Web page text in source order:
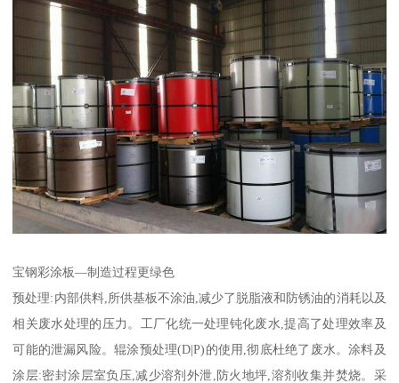
宝钢彩涂板—制造过程更绿色
预处理:内部供料,所供基板不涂油,减少了脱脂液和防锈油的消耗以及
相关废水处理的压力。工厂化统一处理钝化废水,提高了处理效率及
可能的泄漏风险。辊涂预处理(D|P)的使用,彻底杜绝了废水。涂料及
涂层:密封涂层室负压,减少溶剂外泄,防火地坪,溶剂收集并焚烧。采